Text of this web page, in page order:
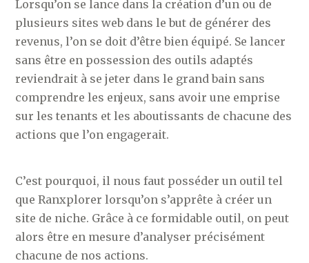
Lorsqu’on se lance dans la création d’un ou de
plusieurs sites web dans le but de générer des
revenus, l’on se doit d’être bien équipé. Se lancer
sans être en possession des outils adaptés
reviendrait à se jeter dans le grand bain sans
comprendre les enjeux, sans avoir une emprise
sur les tenants et les aboutissants de chacune des
actions que l’on engagerait.
C’est pourquoi, il nous faut posséder un outil tel
que Ranxplorer lorsqu’on s’apprête à créer un
site de niche. Grâce à ce formidable outil, on peut
alors être en mesure d’analyser précisément
chacune de nos actions.